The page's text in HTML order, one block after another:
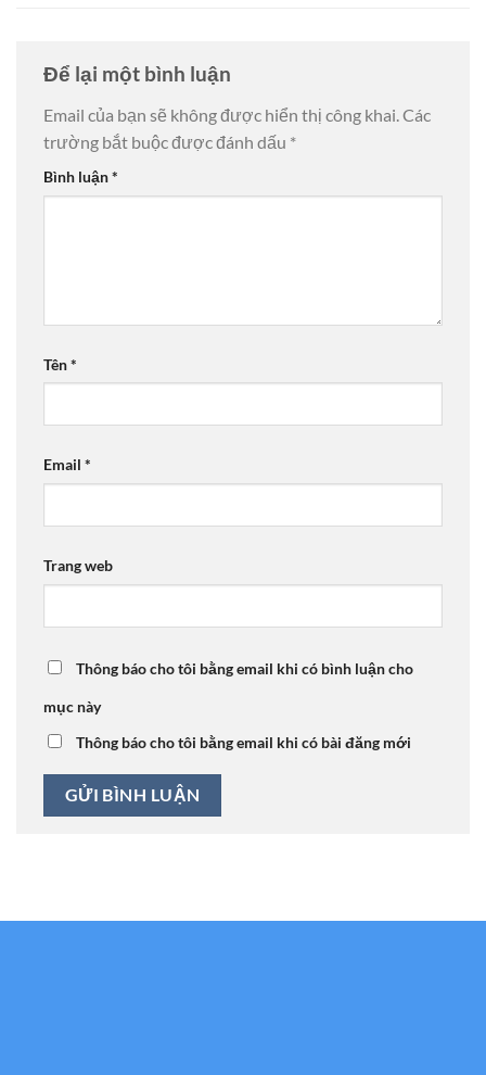
Để lại một bình luận
Email của bạn sẽ không được hiển thị công khai.Các
trường bắt buộc được đánh dấu *
Bình luận*
Tên*
Email *
Trang web
Thông báo cho tôi bằng email khi có bình luận cho
mục này
Thông báo cho tôi bằng email khi có bài đăng mới